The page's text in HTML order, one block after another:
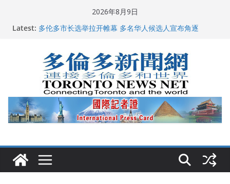
2026年8月9日
Latest: 龚晓华参加多伦多骄傲大游行 与市民分享竞选理念
特朗普称加拿大“不友善”并批评其领导层 卡尼：谈判事
关加拿大就业
2026加拿大青少年儿童绘画比赛颁奖典礼多伦多举行